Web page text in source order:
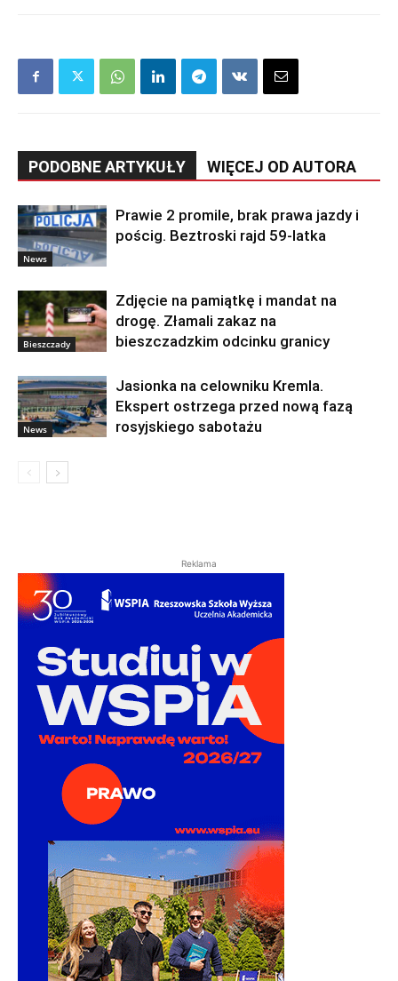
PODOBNE ARTYKUŁY WIĘCEJ OD AUTORA
News
Prawie 2 promile, brak prawa jazdy i
pościg. Beztroski rajd 59-latka
Bieszczady
Zdjęcie na pamiątkę i mandat na
drogę. Złamali zakaz na
bieszczadzkim odcinku granicy
News
Jasionka na celowniku Kremla.
Ekspert ostrzega przed nową fazą
rosyjskiego sabotażu
Reklama